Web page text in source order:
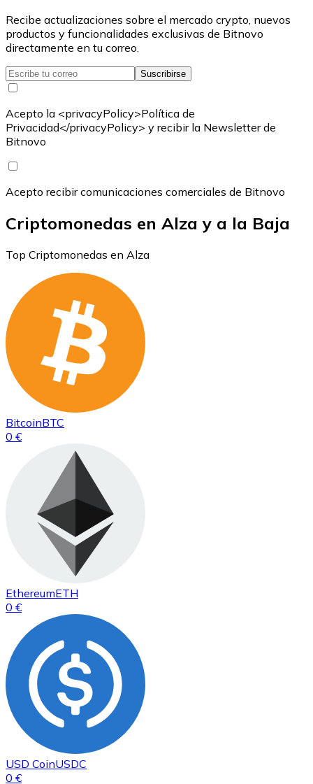
Recibe actualizaciones sobre el mercado crypto, nuevos
productos y funcionalidades exclusivas de Bitnovo
directamente en tu correo.
Suscribirse
Acepto la <privacyPolicy>Política de
Privacidad</privacyPolicy> y recibir la Newsletter de
Bitnovo
Acepto recibir comunicaciones comerciales de Bitnovo
Criptomonedas en Alza y a la Baja
Top Criptomonedas en Alza
BitcoinBTC
0 €
EthereumETH
0 €
USD CoinUSDC
0 €